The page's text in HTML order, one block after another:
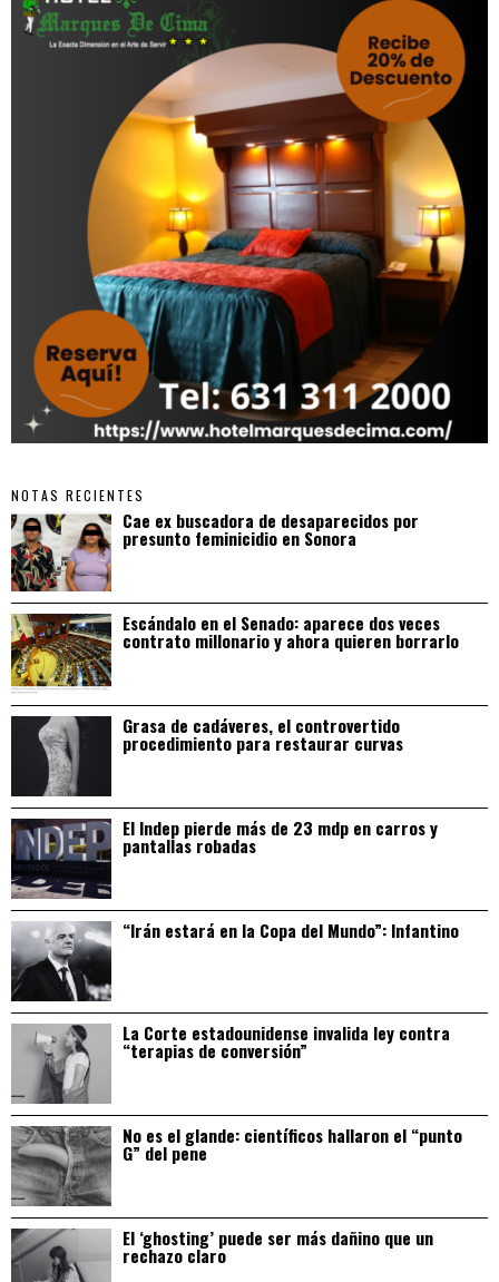
NOTAS RECIENTES
Cae ex buscadora de desaparecidos por
presunto feminicidio en Sonora
Escándalo en el Senado: aparece dos veces
contrato millonario y ahora quieren borrarlo
Grasa de cadáveres, el controvertido
procedimiento para restaurar curvas
El Indep pierde más de 23 mdp en carros y
pantallas robadas
“Irán estará en la Copa del Mundo”: Infantino
La Corte estadounidense invalida ley contra
“terapias de conversión”
No es el glande: científicos hallaron el “punto
G” del pene
El ‘ghosting’ puede ser más dañino que un
rechazo claro